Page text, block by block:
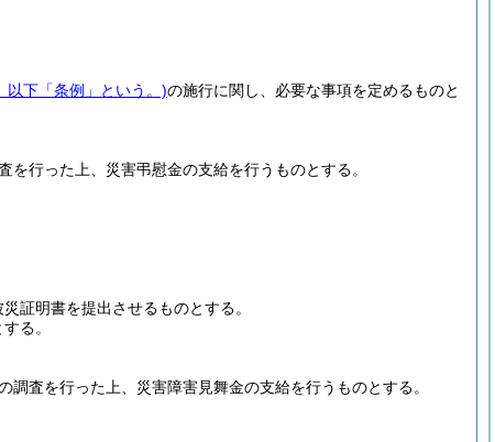
以下「条例」という。)の施行に関し、必要な事項を定めるものと
行った上、災害弔慰金の支給を行うものとする。
証明書を提出させるものとする。
る。
査を行った上、災害障害見舞金の支給を行うものとする。